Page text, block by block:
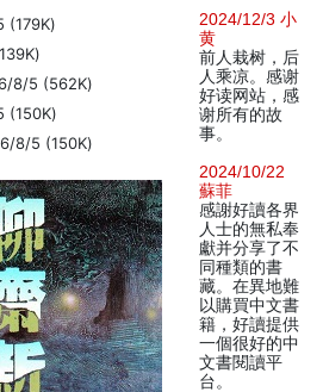
(179K)
8/5 (562K)
(150K)
8/5 (150K)
2024/12/3 小
黄
前人栽树，后
人乘凉。感谢
好读网站，感
谢所有的故
事。
2024/10/22
蘇菲
感謝好讀各界
人士的無私奉
獻并分享了不
同種類的書
藏。在異地難
以購買中文書
籍，好讀提供
一個很好的中
文書閱讀平
台。